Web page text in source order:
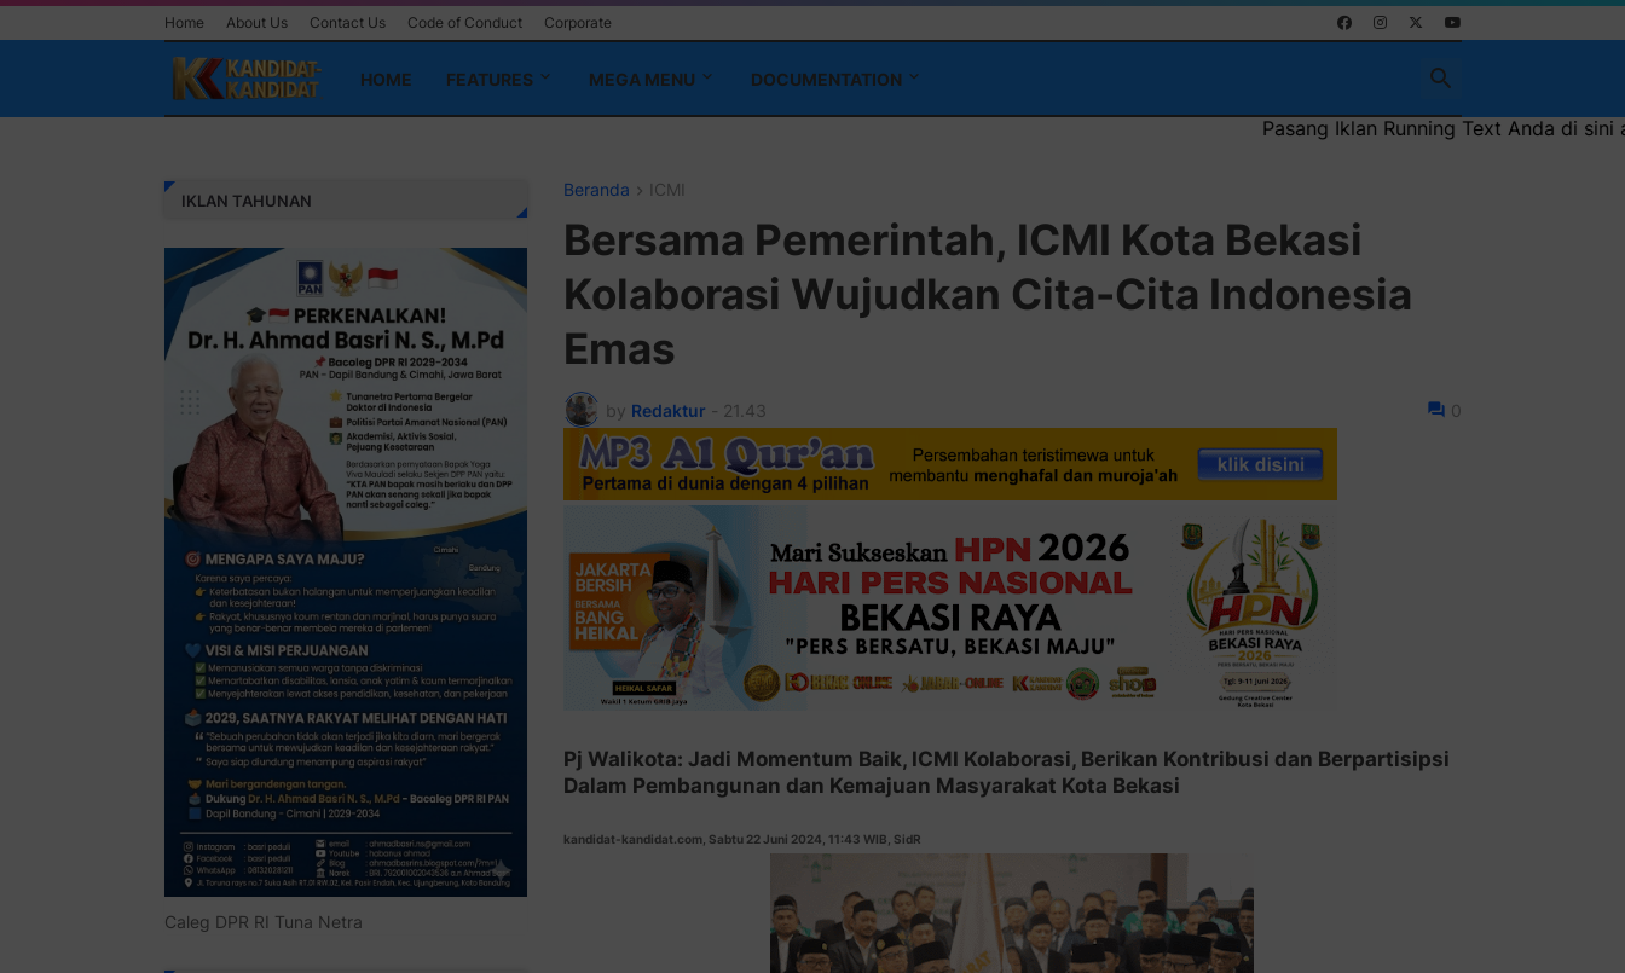
Home About Us Contact Us Code of Conduct Corporate
HOME FEATURES MEGA MENU DOCUMENTATION
Pasang Iklan Running Text Anda di sini atau bisa juga
Beranda ICMI
Bersama Pemerintah, ICMI Kota Bekasi
Kolaborasi Wujudkan Cita-Cita Indonesia
Emas
by Redaktur - 21.43 0
Pj Walikota: Jadi Momentum Baik, ICMI Kolaborasi, Berikan Kontribusi dan Berpartisipsi
Dalam Pembangunan dan Kemajuan Masyarakat Kota Bekasi
kandidat-kandidat.com, Sabtu 22 Juni 2024, 11:43 WIB, SidR
IKLAN TAHUNAN
Caleg DPR RI Tuna Netra